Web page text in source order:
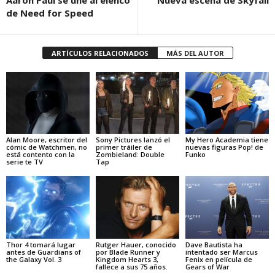
de Need for Speed
ARTÍCULOS RELACIONADOS MÁS DEL AUTOR
Alan Moore, escritor del
cómic de Watchmen, no
está contento con la
serie te TV
Sony Pictures lanzó el
primer tráiler de
Zombieland: Double
Tap
My Hero Academia tiene
nuevas figuras Pop! de
Funko
Thor 4 tomará lugar
antes de Guardians of
the Galaxy Vol. 3
Rutger Hauer, conocido
por Blade Runner y
Kingdom Hearts 3,
fallece a sus 75 años.
Dave Bautista ha
intentado ser Marcus
Fenix en película de
Gears of War